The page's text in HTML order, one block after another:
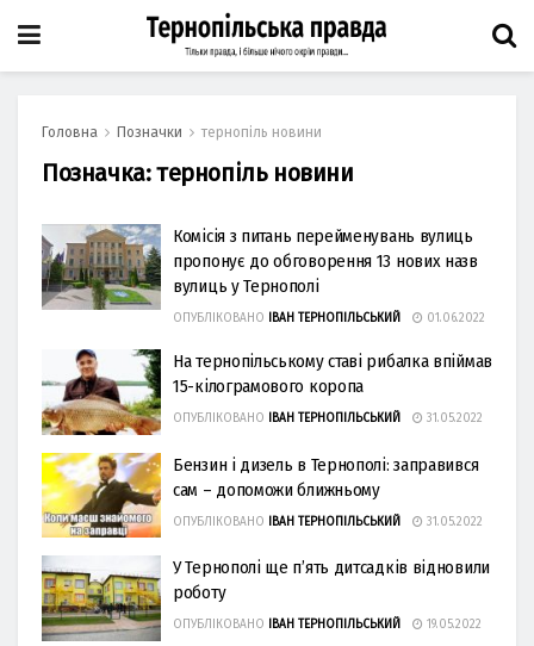
Головна Позначки тернопіль новини
Позначка:тернопіль новини
Комісія з питань перейменувань вулиць
пропонує до обговорення 13 нових назв
вулиць у Тернополі
ОПУБЛІКОВАНО ІВАН ТЕРНОПІЛЬСЬКИЙ 01.06.2022
На тернопільському ставі рибалка впіймав
15-кілограмового коропа
ОПУБЛІКОВАНО ІВАН ТЕРНОПІЛЬСЬКИЙ 31.05.2022
Бензин і дизель в Тернополі: заправився
сам – допоможи ближньому
ОПУБЛІКОВАНО ІВАН ТЕРНОПІЛЬСЬКИЙ 31.05.2022
У Тернополі ще п’ять дитсадків відновили
роботу
ОПУБЛІКОВАНО ІВАН ТЕРНОПІЛЬСЬКИЙ 19.05.2022